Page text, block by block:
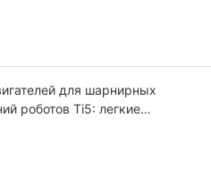
для шарнирных
роботов Ti5: легкие